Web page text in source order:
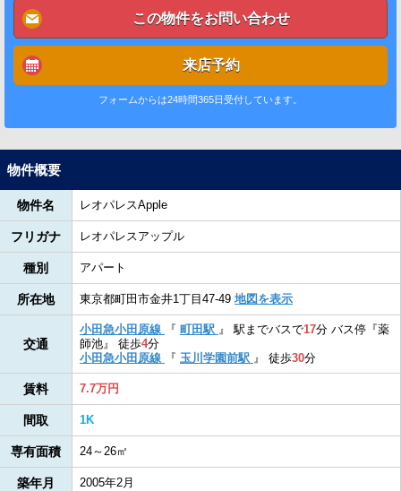
この物件をお問い合わせ
来店予約
フォームからは24時間365日受付しています。
物件概要
物件名 レオパレスApple
フリガナ レオパレスアップル
種別 アパート
所在地 東京都町田市金井1丁目47-49 地図を表示
交通
小田急小田原線 『 町田駅 』 駅までバスで17分 バス停『薬
師池』 徒歩4分
小田急小田原線
『 玉川学園前駅 』 徒歩30分
賃料 7.7万円
間取 1K
専有面積 24～26㎡
築年月 2005年2月